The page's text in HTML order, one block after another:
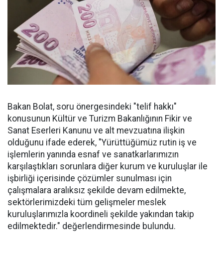
Bakan Bolat, soru önergesindeki "telif hakkı"
konusunun Kültür ve Turizm Bakanlığının Fikir ve
Sanat Eserleri Kanunu ve alt mevzuatına ilişkin
olduğunu ifade ederek, "Yürüttüğümüz rutin iş ve
işlemlerin yanında esnaf ve sanatkarlarımızın
karşılaştıkları sorunlara diğer kurum ve kuruluşlar ile
işbirliği içerisinde çözümler sunulması için
çalışmalara aralıksız şekilde devam edilmekte,
sektörlerimizdeki tüm gelişmeler meslek
kuruluşlarımızla koordineli şekilde yakından takip
edilmektedir." değerlendirmesinde bulundu.